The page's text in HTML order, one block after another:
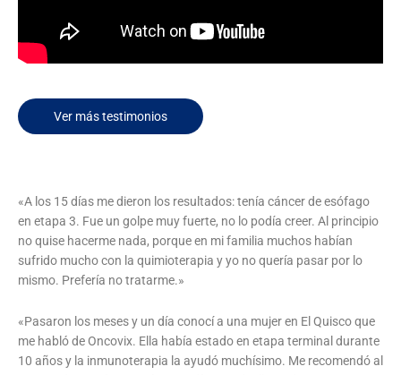
Ver más testimonios
«A los 15 días me dieron los resultados: tenía cáncer de esófago
en etapa 3. Fue un golpe muy fuerte, no lo podía creer. Al principio
no quise hacerme nada, porque en mi familia muchos habían
sufrido mucho con la quimioterapia y yo no quería pasar por lo
mismo. Prefería no tratarme.»
«Pasaron los meses y un día conocí a una mujer en El Quisco que
me habló de Oncovix. Ella había estado en etapa terminal durante
10 años y la inmunoterapia la ayudó muchísimo. Me recomendó al